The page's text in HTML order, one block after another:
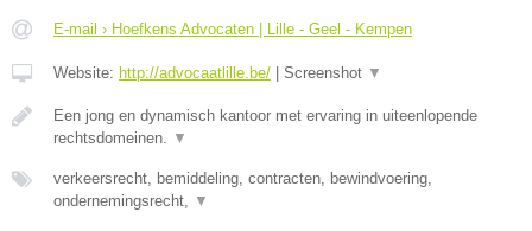
E-mail › Hoefkens Advocaten | Lille - Geel - Kempen
Website: http://advocaatlille.be/ Screenshot ▼
Een jong en dynamisch kantoor met ervaring in uiteenlopende
rechtsdomeinen. ▼
verkeersrecht, bemiddeling, contracten, bewindvoering,
ondernemingsrecht, ▼